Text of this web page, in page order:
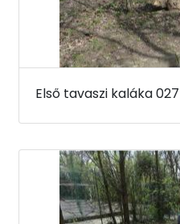
Első tavaszi kaláka 027